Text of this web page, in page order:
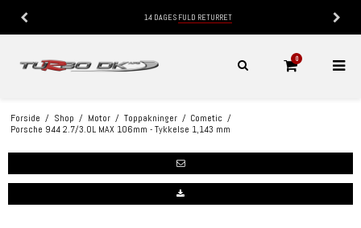
14 DAGES FULD RETURRET
0
Forside / Shop / Motor / Toppakninger / Cometic /
Porsche 944 2.7/3.0L MAX 106mm - Tykkelse 1,143 mm